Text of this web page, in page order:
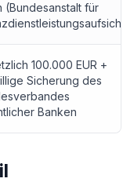
(Bundesanstalt für
100.000 EUR +
Sicherung des
Banken